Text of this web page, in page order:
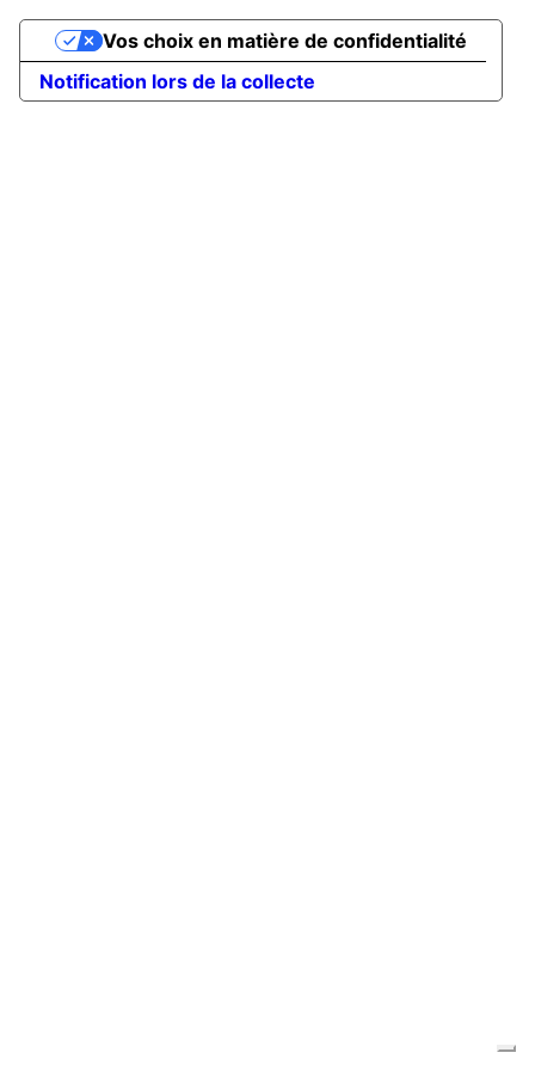
Notification lors de la collecte
Vos choix en matière de confidentialité